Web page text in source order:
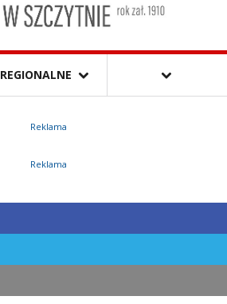
REGIONALNE
Reklama
Reklama